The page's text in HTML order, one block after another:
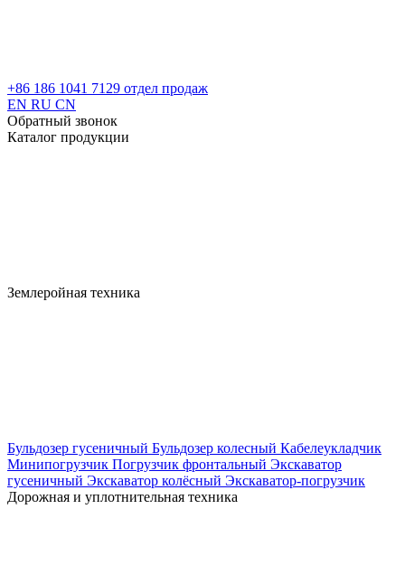
+86 186 1041 7129 отдел продаж
EN RU CN
Обратный звонок
Каталог продукции
Землеройная техника
Бульдозер гусеничный Бульдозер колесный Кабелеукладчик
Минипогрузчик Погрузчик фронтальный Экскаватор
гусеничный Экскаватор колёсный Экскаватор-погрузчик
Дорожная и уплотнительная техника